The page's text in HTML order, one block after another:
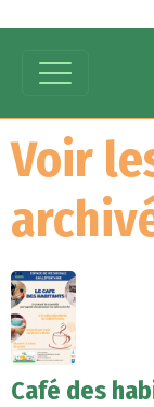
Voir
Café des